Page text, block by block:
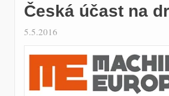
Česká účast na
5.5.2016